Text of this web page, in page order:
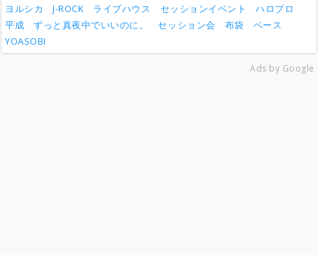
ヨルシカ
J-ROCK ライブハウス セッションイベント
ハロプロ
平成
ずっと真夜中でいいのに。 セッション会 布袋
ベース
YOASOBI
Ads by Google